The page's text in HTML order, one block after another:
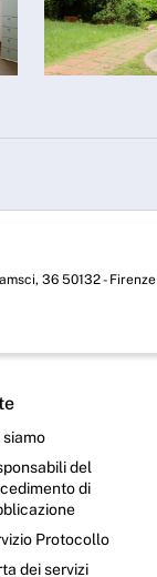
36 50132 - Firenze
siamo
del
di
Protocollo
dei servizi